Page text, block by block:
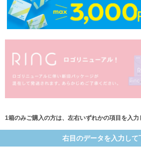
1箱のみご購入の方は、左右いずれかの項目を入力
右目のデータを入力して